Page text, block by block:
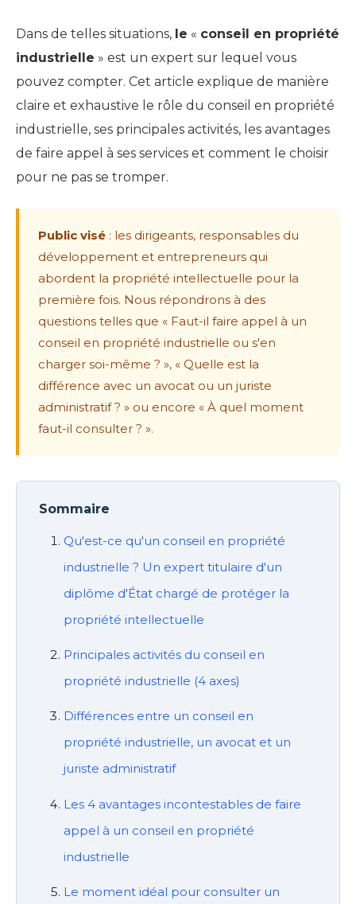
Dans de telles situations, le « conseil en propriété
industrielle » est un expert sur lequel vous
pouvez compter. Cet article explique de manière
claire et exhaustive le rôle du conseil en propriété
industrielle, ses principales activités, les avantages
de faire appel à ses services et comment le choisir
pour ne pas se tromper.
Public visé : les dirigeants, responsables du
développement et entrepreneurs qui
abordent la propriété intellectuelle pour la
première fois. Nous répondrons à des
questions telles que « Faut-il faire appel à un
conseil en propriété industrielle ou s'en
charger soi-même ? », « Quelle est la
différence avec un avocat ou un juriste
administratif ? » ou encore « À quel moment
faut-il consulter ? ».
Sommaire
Qu'est-ce qu'un conseil en propriété
industrielle ? Un expert titulaire d'un
diplôme d'État chargé de protéger la
propriété intellectuelle
Principales activités du conseil en
propriété industrielle (4 axes)
Différences entre un conseil en
propriété industrielle, un avocat et un
juriste administratif
Les 4 avantages incontestables de faire
appel à un conseil en propriété
industrielle
Le moment idéal pour consulter un